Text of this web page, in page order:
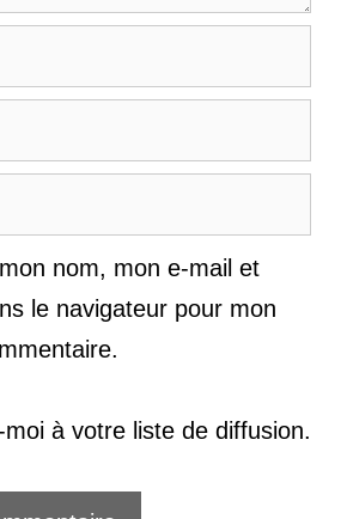
nom, mon e-mail et
le navigateur pour mon
à votre liste de diffusion.